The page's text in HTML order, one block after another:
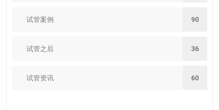
试管案例 90
试管之后 36
试管资讯 60